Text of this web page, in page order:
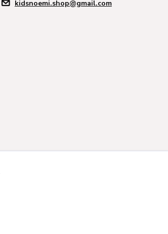
kidsnoemi.shop@gmail.com